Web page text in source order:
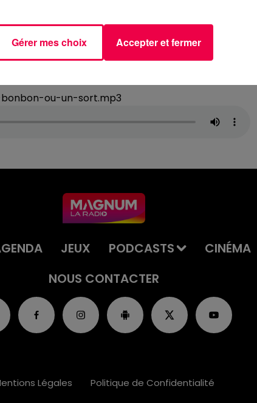
ou-un-sort.mp3
JEUX PODCASTS CINÉMA
NOUS CONTACTER
Légales Politique de Confidentialité
Gérer mes choix Accepter et fermer